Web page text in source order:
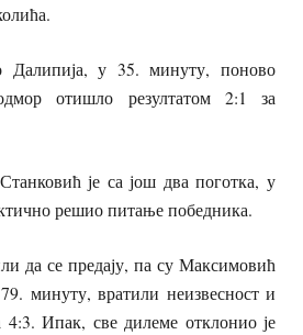
Далипија, у 35. минуту, поново
отишло резултатом 2:1 за
је са још два поготка, у
решио питање победника.
да се предају, па су Максимовић
минуту, вратили неизвесност и
4:3. Ипак, све дилеме отклонио је